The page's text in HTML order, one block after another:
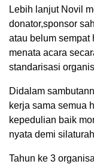
Lebih lanjut Novil
donator,sponsor
atau belum sempat
menata acara
standarisasi
Didalam
kerja sama semua
kepedulian baik
nyata demi
Tahun ke 3